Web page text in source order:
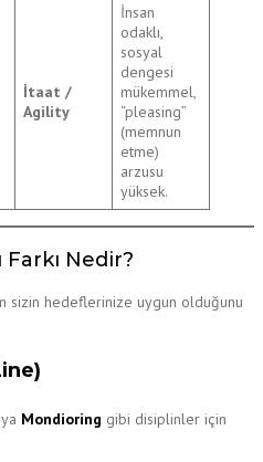
İtaat /
Agility
İnsan
odaklı,
sosyal
dengesi
mükemmel,
“pleasing”
(memnun
etme)
arzusu
yüksek.
Nedir?
sizin hedeflerinize uygun olduğunu
Mondioring gibi disiplinler için